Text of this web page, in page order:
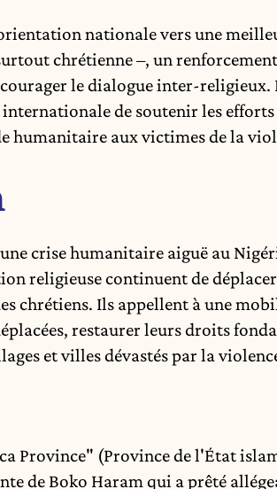
nationale vers une
chrétienne –, un
le dialogue inter-religieux.
de soutenir les
humanitaire aux victimes de la
crise humanitaire aiguë au
religieuse continuent de
chrétiens. Ils appellent à une
restaurer leurs droits
et villes dévastés par la
Province" (Province de l'État
de Boko Haram qui a prêté